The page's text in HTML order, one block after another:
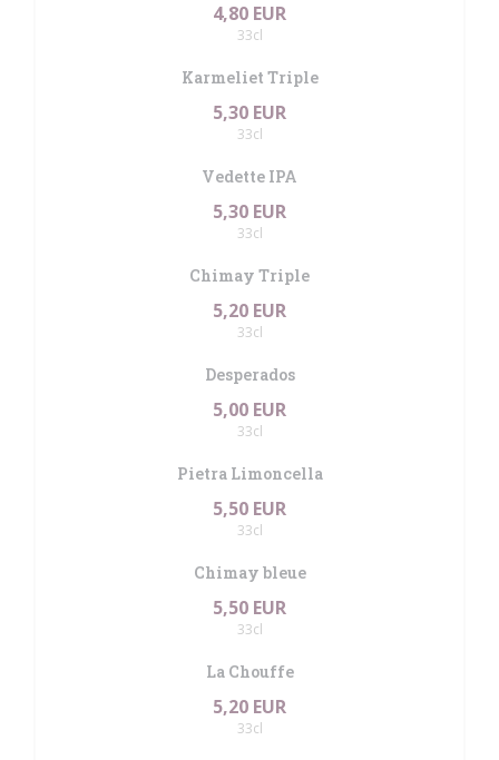
4,80 EUR
33cl
Karmeliet Triple
5,30 EUR
33cl
Vedette IPA
5,30 EUR
33cl
Chimay Triple
5,20 EUR
33cl
Desperados
5,00 EUR
33cl
Pietra Limoncella
5,50 EUR
33cl
Chimay bleue
5,50 EUR
33cl
La Chouffe
5,20 EUR
33cl